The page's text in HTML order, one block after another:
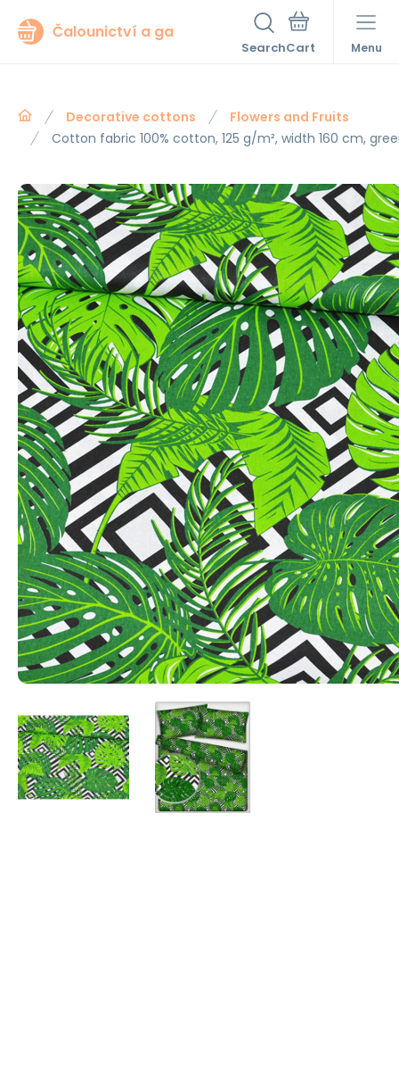
Čalounictví a ga
Search Menu
Decorative cottons
Flowers and Fruits
Cotton fabric 100% cotton, 125 g/m², width 160 cm,